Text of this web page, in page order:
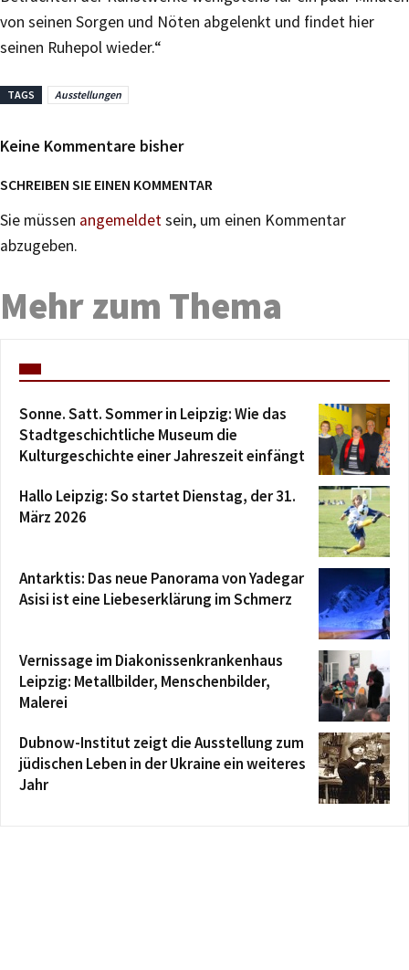
von seinen Sorgen und Nöten abgelenkt und findet hier
seinen Ruhepol wieder.“
TAGS Ausstellungen
Keine Kommentare bisher
SCHREIBEN SIE EINEN KOMMENTAR
Sie müssen angemeldetsein, um einen Kommentar
abzugeben.
Mehr zum Thema
Sonne. Satt. Sommer in Leipzig: Wie das
Stadtgeschichtliche Museum die
Kulturgeschichte einer Jahreszeit einfängt
Hallo Leipzig: So startet Dienstag, der 31.
März 2026
Antarktis: Das neue Panorama von Yadegar
Asisi ist eine Liebeserklärung im Schmerz
Vernissage im Diakonissenkrankenhaus
Leipzig: Metallbilder, Menschenbilder,
Malerei
Dubnow-Institut zeigt die Ausstellung zum
jüdischen Leben in der Ukraine ein weiteres
Jahr